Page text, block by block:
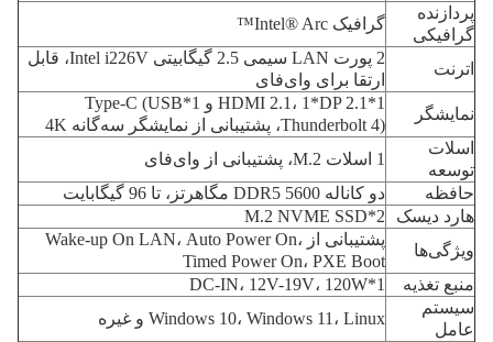
پردازنده
گرافیکی
گرافیک Intel® Arc™
اترنت
2 پورت LAN سیمی 2.5 گیگابیتی Intel i226V، قابل
ارتقا برای وای‌فای
نمایشگر
1*HDMI 2.1، 1*DP 2.1 و 1*Type-C (USB
Thunderbolt 4)، پشتیبانی از نمایشگر سه‌گانه 4K
اسلات
توسعه
حافظه
دو کاناله DDR5 5600 مگاهرتز، تا 96 گیگابایت
هارد دیسک
ویژگی‌ها
پشتیبانی از Wake-up On LAN، Auto Power On،
Timed Power On، PXE Boot
منبع تغذیه
سیستم
عامل
Windows 10، Windows 11، Linux و غیره